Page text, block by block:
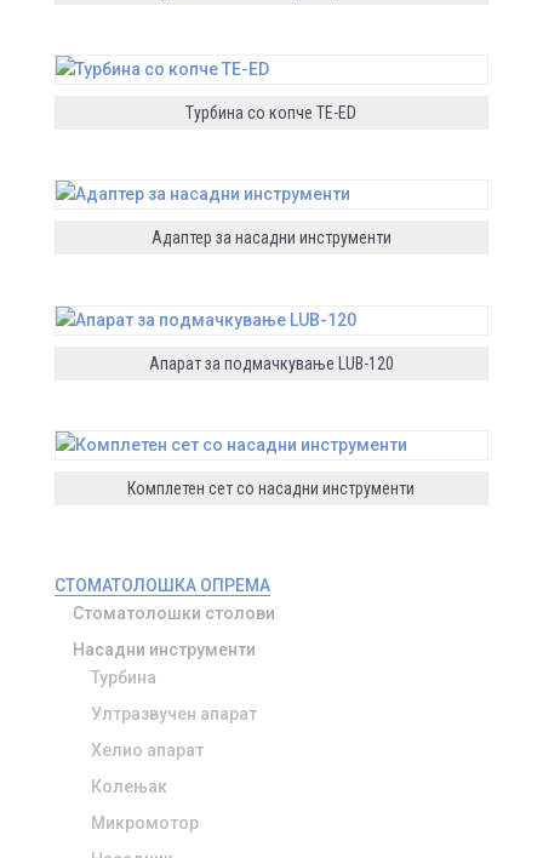
Турбина со копче ТЕ-ED
Адаптер за насадни инструменти
Апарат за подмачкување LUB-120
Комплетен сет со насадни инструменти
СТОМАТОЛОШКА ОПРЕМА
Стоматолошки столови
Насадни инструменти
Турбина
Ултразвучен апарат
Хелио апарат
Колењак
Микромотор